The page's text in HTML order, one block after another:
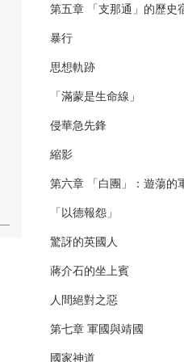
第五章 「支那通」的歷史
暴行
思想軌跡
「滿蒙是生命線」
侵華急先鋒
縮影
第六章 「白團」：遊蕩的
「以德報怨」
驚訝的英國人
蔣介石的坐上賓
人間絕對之惡
第七章 軍國與靖國
國家神道